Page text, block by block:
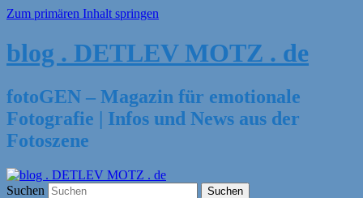
Zum primären Inhalt springen
blog . DETLEV MOTZ . de
fotoGEN – Magazin für emotionale
Fotografie | Infos und News aus der
Fotoszene
Suchen